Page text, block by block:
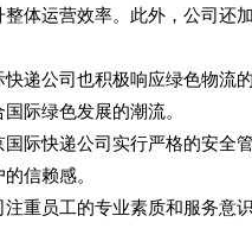
体运营效率。此外，公司
递公司也积极响应绿色物流
际绿色发展的潮流。
际快递公司实行严格的安全
信赖感。
重员工的专业素质和服务